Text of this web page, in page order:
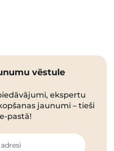
vēstule
ekspertu
jaunumi – tieši
pastā!